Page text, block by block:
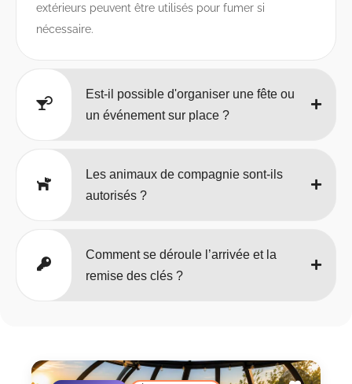
extérieurs peuvent être utilisés pour fumer si
nécessaire.
Est-il possible d'organiser une fête ou
un événement sur place ?
Les animaux de compagnie sont-ils
autorisés ?
Comment se déroule l’arrivée et la
remise des clés ?